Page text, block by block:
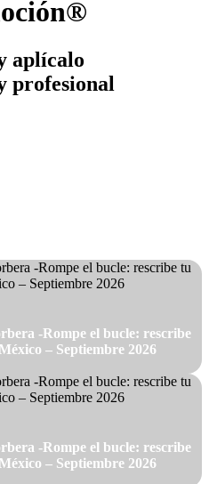
aplícalo
profesional
-Rompe el bucle: rescribe
– Septiembre 2026
-Rompe el bucle: rescribe
– Septiembre 2026